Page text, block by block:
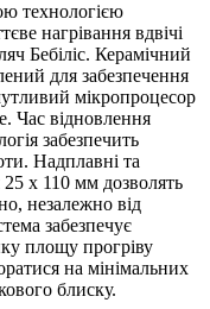
технологією
нагрівання вдвічі
Бебіліс. Керамічний
для забезпечення
мікропроцесор
Час відновлення
забезпечить
Надплавні та
25 x 110 мм дозволять
незалежно від
забезпечує
площу прогріву
на мінімальних
блиску.